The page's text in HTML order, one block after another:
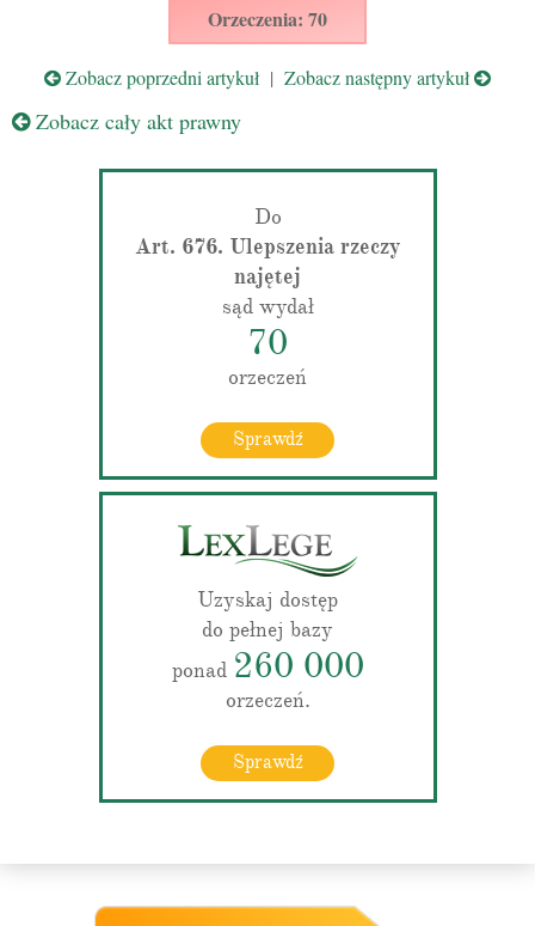
Orzeczenia: 70
Zobacz poprzedni artykuł | Zobacz następny artykuł
Zobacz cały akt prawny
Do
Art. 676. Ulepszenia rzeczy
najętej
sąd wydał
70
orzeczeń
Sprawdź
Uzyskaj dostęp
do pełnej bazy
ponad 260 000
orzeczeń.
Sprawdź